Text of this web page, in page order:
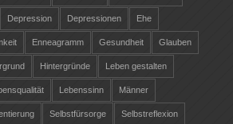
Depression Depressionen Ehe
Enneagramm Gesundheit Glauben
Hintergründe Leben gestalten
Lebenssinn Männer
Selbstfürsorge Selbstreflexion